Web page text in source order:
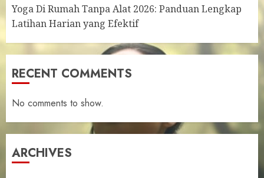
Yoga Di Rumah Tanpa Alat 2026: Panduan Lengkap
Latihan Harian yang Efektif
RECENT COMMENTS
No comments to show.
ARCHIVES